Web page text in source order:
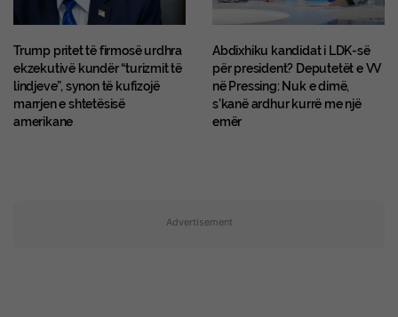
Trump pritet të firmosë urdhra
ekzekutivë kundër “turizmit të
lindjeve”, synon të kufizojë
marrjen e shtetësisë
amerikane
Abdixhiku kandidat i LDK-së
për president? Deputetët e VV
në Pressing: Nuk e dimë,
s’kanë ardhur kurrë me një
emër
Advertisement